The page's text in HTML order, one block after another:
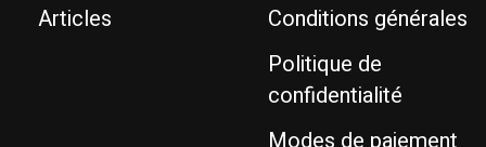
Articles
Conditions générales
Politique de
confidentialité
Modes de paiement